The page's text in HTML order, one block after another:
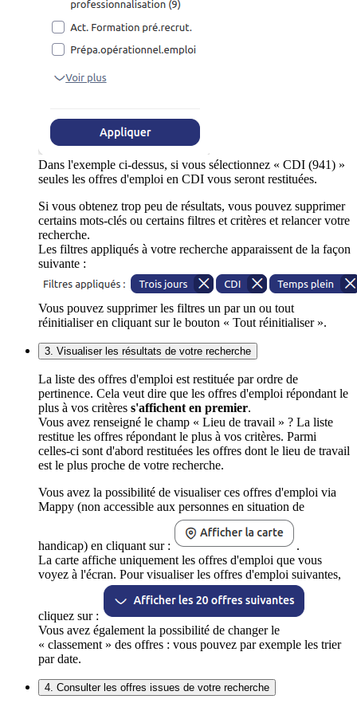
Dans l'exemple ci-dessus, si vous sélectionnez « CDI (941) »
seules les offres d'emploi en CDI vous seront restituées.
Si vous obtenez trop peu de résultats, vous pouvez supprimer
certains mots-clés ou certains filtres et critères et relancer votre
recherche.
Les filtres appliqués à votre recherche apparaissent de la façon
suivante :
Vous pouvez supprimer les filtres un par un ou tout
réinitialiser en cliquant sur le bouton « Tout réinitialiser ».
3. Visualiser les résultats de votre recherche
La liste des offres d'emploi est restituée par ordre de
pertinence. Cela veut dire que les offres d'emploi répondant le
plus à vos critères s'affichent en premier.
Vous avez renseigné le champ « Lieu de travail » ? La liste
restitue les offres répondant le plus à vos critères. Parmi
celles-ci sont d'abord restituées les offres dont le lieu de travail
est le plus proche de votre recherche.
Vous avez la possibilité de visualiser ces offres d'emploi via
Mappy (non accessible aux personnes en situation de
handicap) en cliquant sur :
.
La carte affiche uniquement les offres d'emploi que vous
voyez à l'écran. Pour visualiser les offres d'emploi suivantes,
cliquez sur :
Vous avez également la possibilité de changer le
« classement » des offres : vous pouvez par exemple les trier
par date.
4. Consulter les offres issues de votre recherche